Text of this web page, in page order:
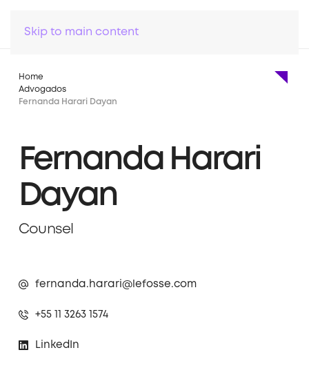
Skip to main content
Home
Advogados
Fernanda Harari Dayan
Fernanda Harari
Dayan
Counsel
fernanda.harari@lefosse.com
+55 11 3263 1574
LinkedIn